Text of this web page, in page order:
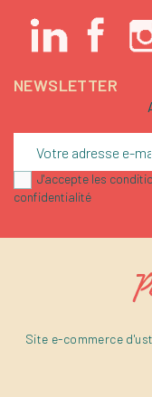
NEWSLETTER
J'accepte les
confidentialité
Site e-commerce